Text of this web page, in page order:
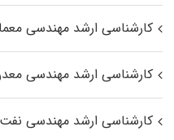
کارشناسی ارشد مهندسی
کارشناسی ارشد مهندسی
کارشناسی ارشد مهندسی نفت